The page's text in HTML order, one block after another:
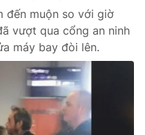
đến muộn so với giờ
vượt qua cổng an ninh
máy bay đòi lên.